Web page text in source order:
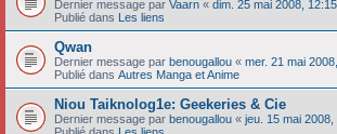
Dernier message par Vaarn « dim. 25 mai 2008, 12:15
Publié dans Les liens
Qwan
Dernier message par benougallou « mer. 21 mai
Publié dans Autres Manga et Anime
Niou Taiknolog1e: Geekeries & Cie
Dernier message par benougallou « jeu. 15 mai 2008,
Publié dans Les liens